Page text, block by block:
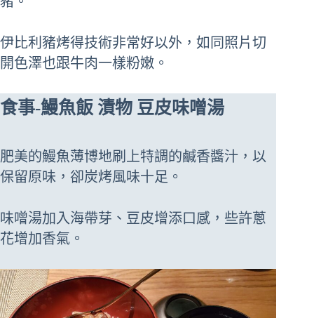
伊比利豬烤得技術非常好以外，如同照片切
開色澤也跟牛肉一樣粉嫩。
食事-鰻魚飯 漬物 豆皮味噌湯
肥美的鰻魚薄博地刷上特調的鹹香醬汁，以
保留原味，卻炭烤風味十足。
味噌湯加入海帶芽、豆皮增添口感，些許蔥
花增加香氣。